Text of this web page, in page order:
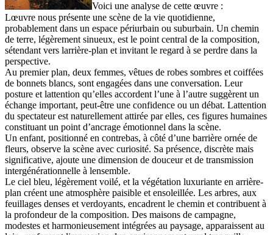
Voici une analyse de cette œuvre :
Lœuvre nous présente une scène de la vie quotidienne,
probablement dans un espace périurbain ou suburbain. Un chemin
de terre, légèrement sinueux, est le point central de la composition,
sétendant vers larrière-plan et invitant le regard à se perdre dans la
perspective.
Au premier plan, deux femmes, vêtues de robes sombres et coiffées
de bonnets blancs, sont engagées dans une conversation. Leur
posture et lattention qu’elles accordent l’une à l’autre suggèrent un
échange important, peut-être une confidence ou un débat. Lattention
du spectateur est naturellement attirée par elles, ces figures humaines
constituant un point d’ancrage émotionnel dans la scène.
Un enfant, positionné en contrebas, à côté d’une barrière ornée de
fleurs, observe la scène avec curiosité. Sa présence, discrète mais
significative, ajoute une dimension de douceur et de transmission
intergénérationnelle à lensemble.
Le ciel bleu, légèrement voilé, et la végétation luxuriante en arrière-
plan créent une atmosphère paisible et ensoleillée. Les arbres, aux
feuillages denses et verdoyants, encadrent le chemin et contribuent à
la profondeur de la composition. Des maisons de campagne,
modestes et harmonieusement intégrées au paysage, apparaissent au